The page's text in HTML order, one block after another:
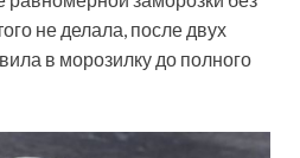
не делала, после двух
в морозилку до полного